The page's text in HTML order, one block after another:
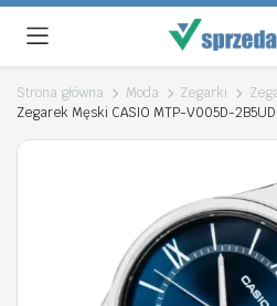
Strona główna Moda Zegarki
Zegarek Męski CASIO MTP-V005D-